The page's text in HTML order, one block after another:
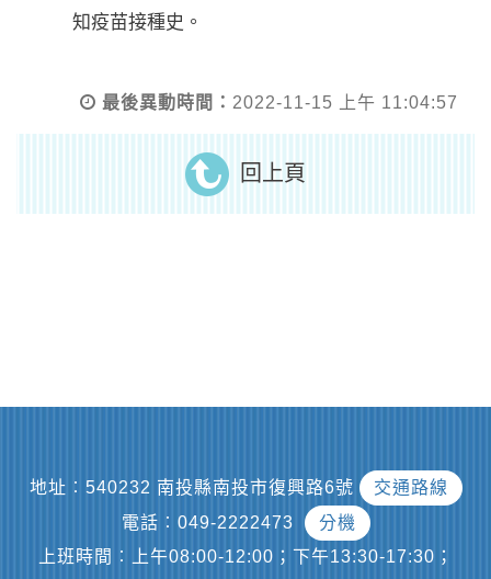
知疫苗接種史。
最後異動時間： 2022-11-15 上午 11:04:57
回上頁
地址︰540232 南投縣南投市復興路6號
交通路線
電話︰049-2222473
分機
上班時間︰上午08:00-12:00；下午13:30-17:30；